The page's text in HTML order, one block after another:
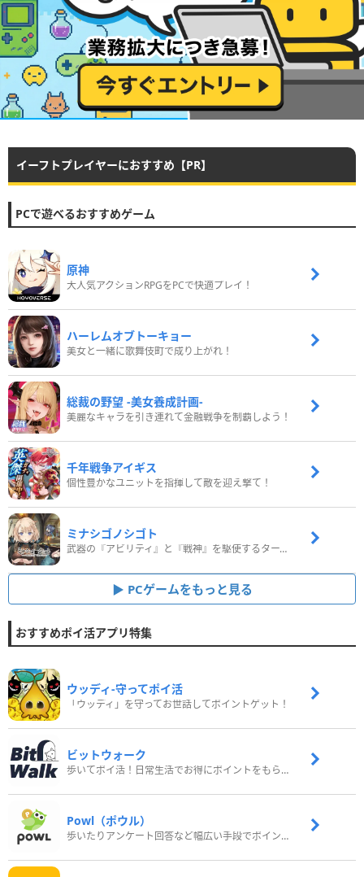
イーフトプレイヤーにおすすめ【PR】
PCで遊べるおすすめゲーム
原神
大人気アクションRPGをPCで快適プレイ！
ハーレムオブトーキョー
美女と一緒に歌舞伎町で成り上がれ！
総裁の野望 -美女養成計画-
美麗なキャラを引き連れて金融戦争を制覇しよう！
千年戦争アイギス
個性豊かなユニットを指揮して敵を迎え撃て！
ミナシゴノシゴト
武器の『アビリティ』と『戦神』を駆使するターン制コマンドバトルRPG！
PCゲームをもっと見る
おすすめポイ活アプリ特集
ウッディ‐守ってポイ活
「ウッディ」を守ってお世話してポイントゲット！
ビットウォーク
歩いてポイ活！日常生活でお得にポイントをもらおう
Powl（ポウル）
歩いたりアンケート回答など幅広い手段でポイントをゲット